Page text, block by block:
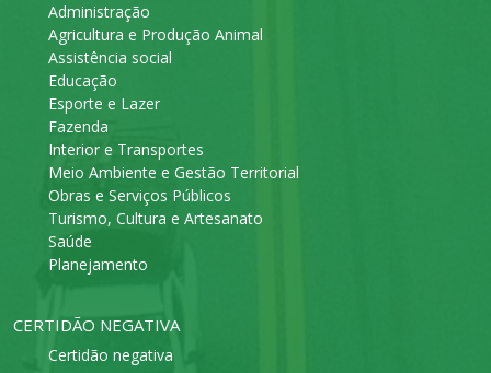
Administração
Agricultura e Produção Animal
Assistência social
Educação
Esporte e Lazer
Fazenda
Interior e Transportes
Meio Ambiente e Gestão Territorial
Obras e Serviços Públicos
Turismo, Cultura e Artesanato
Saúde
Planejamento
CERTIDÃO NEGATIVA
Certidão negativa